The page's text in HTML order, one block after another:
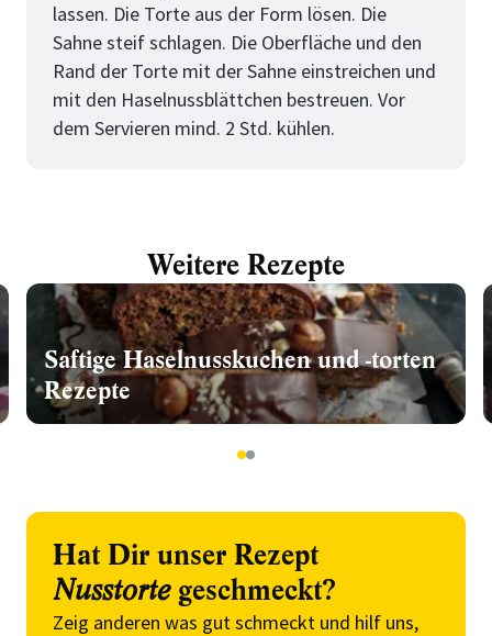
lassen. Die Torte aus der Form lösen. Die
Sahne steif schlagen. Die Oberfläche und den
Rand der Torte mit der Sahne einstreichen und
mit den Haselnussblättchen bestreuen. Vor
dem Servieren mind. 2 Std. kühlen.
Weitere Rezepte
Saftige Haselnusskuchen und -torten
Rezepte
12
Hat Dir unser Rezept
Nusstortegeschmeckt?
Zeig anderen was gut schmeckt und hilf uns,